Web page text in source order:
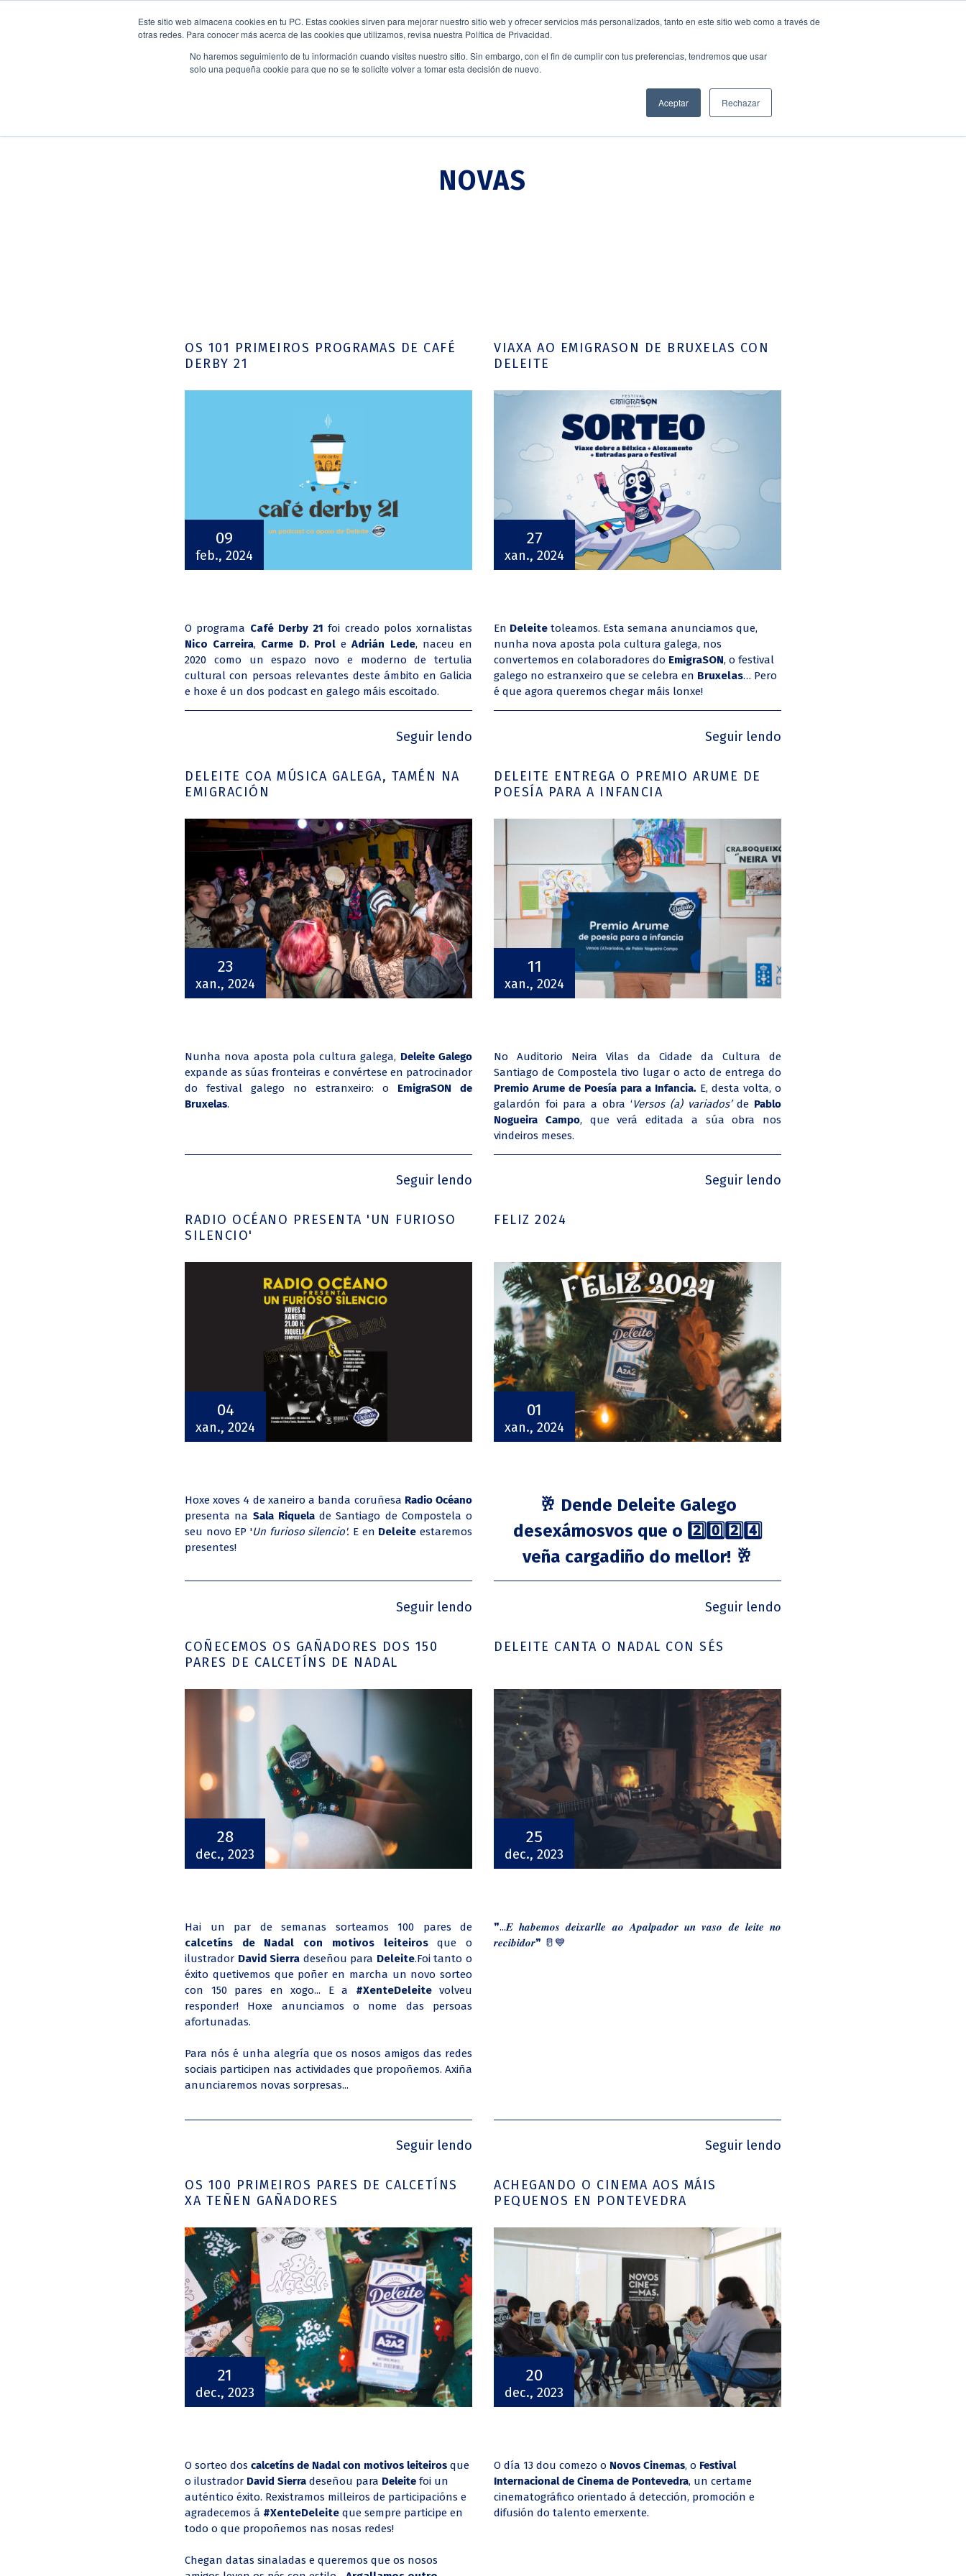
Este sitio web almacena cookies en tu PC. Estas cookies sirven para mejorar nuestro sitio web y ofrecer servicios más personalizados, tanto en este sitio web como a través de
otras redes. Para conocer más acerca de las cookies que utilizamos, revisa nuestra Política de Privacidad.
No haremos seguimiento de tu información cuando visites nuestro sitio. Sin embargo, con el fin de cumplir con tus preferencias, tendremos que usar
solo una pequeña cookie para que no se te solicite volver a tomar esta decisión de nuevo.
Aceptar Rechazar
SOBRE NÓS PRODUTOS XENTE DELEITE COA CULTURA NOVAS
NOVAS
OS 101 PRIMEIROS PROGRAMAS DE CAFÉ
DERBY 21
09
feb., 2024
O programa Café Derby 21 foi creado polos xornalistas
Nico Carreira, Carme D. ProleAdrián Lede, naceu en
2020 como un espazo novo e moderno de tertulia
cultural con persoas relevantes deste ámbito en Galicia
e hoxe é un dos podcast en galego máis escoitado.
Seguir lendo
VIAXA AO EMIGRASON DE BRUXELAS CON
DELEITE
27
xan., 2024
En Deleite toleamos. Esta semana anunciamos que,
nunha nova aposta pola cultura galega, nos
convertemos en colaboradores do EmigraSON, o festival
galego no estranxeiro que se celebra en Bruxelas… Pero
é que agora queremos chegar máis lonxe!
Seguir lendo
DELEITE COA MÚSICA GALEGA, TAMÉN NA
EMIGRACIÓN
23
xan., 2024
Nunha nova aposta pola cultura galega, Deleite Galego
expande as súas fronteiras e convértese en patrocinador
do festival galego no estranxeiro: o EmigraSON de
Bruxelas.
Seguir lendo
DELEITE ENTREGA O PREMIO ARUME DE
POESÍA PARA A INFANCIA
11
xan., 2024
No Auditorio Neira Vilas da Cidade da Cultura de
Santiago de Compostela tivo lugar o acto de entrega do
Premio Arume de Poesía para a Infancia. E, desta volta, o
galardón foi para a obra ‘Versos (a) variados’de Pablo
Nogueira Campo, que verá editada a súa obra nos
vindeiros meses.
Seguir lendo
RADIO OCÉANO PRESENTA 'UN FURIOSO
SILENCIO'
04
xan., 2024
Hoxe xoves 4 de xaneiro a banda coruñesa Radio Océano
presenta na Sala Riquelade Santiago de Compostela o
seu novo EP 'Un furioso silencio'. E en Deleite estaremos
presentes!
Seguir lendo
FELIZ 2024
01
xan., 2024
🥂 Dende Deleite Galego
desexámosvos que o 2️⃣0️⃣2️⃣4️⃣
veña cargadiño do mellor! 🥂
Seguir lendo
COÑECEMOS OS GAÑADORES DOS 150
PARES DE CALCETÍNS DE NADAL
28
dec., 2023
Hai un par de semanas sorteamos 100 pares de
calcetíns de Nadal con motivos leiteirosque o
ilustrador David Sierra deseñou para Deleite.Foi tanto o
éxito quetivemos que poñer en marcha un novo sorteo
con 150 pares en xogo... E a #XenteDeleitevolveu
responder! Hoxe anunciamos o nome das persoas
afortunadas.
Para nós é unha alegría que os nosos amigos das redes
sociais participen nas actividades que propoñemos. Axiña
anunciaremos novas sorpresas...
Seguir lendo
DELEITE CANTA O NADAL CON SÉS
25
dec., 2023
❞...𝑬 𝒉𝒂𝒃𝒆𝒎𝒐𝒔 𝒅𝒆𝒊𝒙𝒂𝒓𝒍𝒍𝒆 𝒂𝒐 𝑨𝒑𝒂𝒍𝒑𝒂𝒅𝒐𝒓 𝒖𝒏 𝒗𝒂𝒔𝒐 𝒅𝒆 𝒍𝒆𝒊𝒕𝒆 𝒏𝒐
𝒓𝒆𝒄𝒊𝒃𝒊𝒅𝒐𝒓❞ 🥛💙
Seguir lendo
OS 100 PRIMEIROS PARES DE CALCETÍNS
XA TEÑEN GAÑADORES
21
dec., 2023
O sorteo dos calcetíns de Nadal con motivos leiteiros que
o ilustrador David Sierra deseñou para Deleite foi un
auténtico éxito. Rexistramos milleiros de participacións e
agradecemos á #XenteDeleite que sempre participe en
todo o que propoñemos nas nosas redes!
Chegan datas sinaladas e queremos que os nosos
ACHEGANDO O CINEMA AOS MÁIS
PEQUENOS EN PONTEVEDRA
20
dec., 2023
O día 13 dou comezo o Novos Cinemas, o Festival
Internacional de Cinema de Pontevedra, un certame
cinematográfico orientado á detección, promoción e
difusión do talento emerxente.